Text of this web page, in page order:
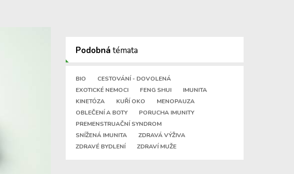
Podobná témata
BIO
CESTOVÁNÍ - DOVOLENÁ
EXOTICKÉ NEMOCI
FENG SHUI
IMUNITA
KINETÓZA
KUŘÍ OKO
MENOPAUZA
OBLEČENÍ A BOTY
PORUCHA IMUNITY
PREMENSTRUAČNÍ SYNDROM
SNÍŽENÁ IMUNITA
ZDRAVÁ VÝŽIVA
ZDRAVÉ BYDLENÍ
ZDRAVÍ MUŽE